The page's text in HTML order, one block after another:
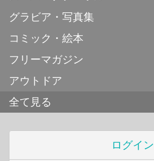
グラビア・写真集
コミック・絵本
フリーマガジン
アウトドア
全て見る
ログイン